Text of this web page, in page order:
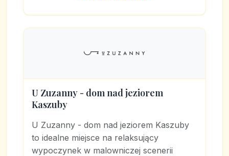
U Zuzanny - dom nad jeziorem
Kaszuby
U Zuzanny - dom nad jeziorem Kaszuby
to idealne miejsce na relaksujący
wypoczynek w malowniczej scenerii